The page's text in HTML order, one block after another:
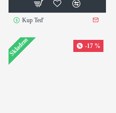
Kup Teď
Skladem -17 %